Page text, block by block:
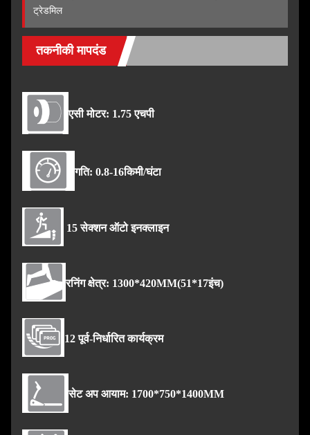
ट्रेडमिल
तकनीकी मापदंड
एसी मोटर: 1.75 एचपी
गति: 0.8-16किमी/घंटा
15 सेक्शन ऑटो इनक्लाइन
रनिंग क्षेत्र: 1300*420MM(51*17इंच)
12 पूर्व-निर्धारित कार्यक्रम
सेट अप आयाम: 1700*750*1400MM